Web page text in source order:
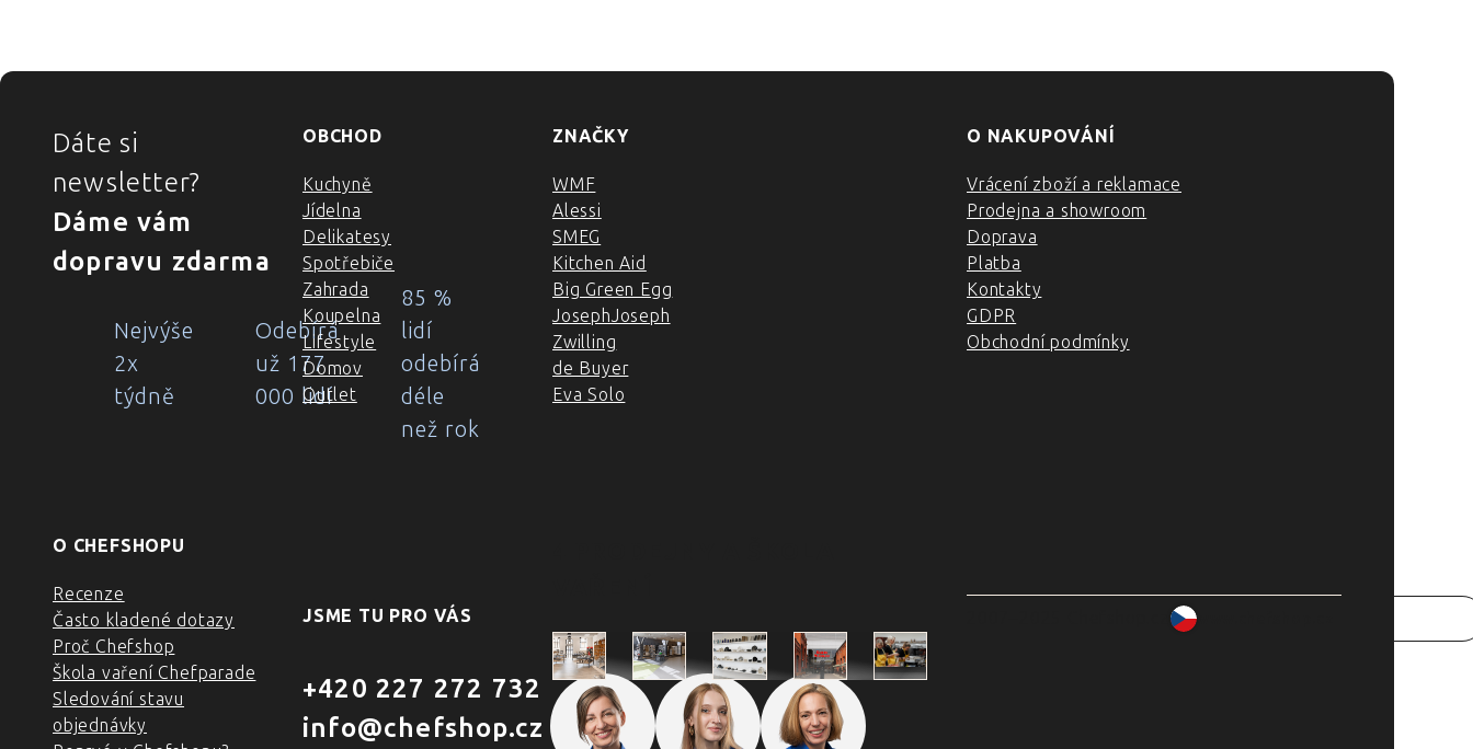
ZÁPATÍ
Dáte si
newsletter?
Dáme vám
dopravu zdarma
Nejvýše
2x
týdně
Odebírá
už 177
000 lidí
85 %
lidí
odebírá
déle
než rok
OBCHOD
Kuchyně
Jídelna
Delikatesy
Spotřebiče
Zahrada
Koupelna
Lifestyle
Domov
Outlet
ZNAČKY
WMF
Alessi
SMEG
Kitchen Aid
Big Green Egg
JosephJoseph
Zwilling
de Buyer
Eva Solo
O NAKUPOVÁNÍ
Vrácení zboží a reklamace
Prodejna a showroom
Doprava
Platba
Kontakty
GDPR
Obchodní podmínky
O CHEFSHOPU
Recenze
Často kladené dotazy
Proč Chefshop
Škola vaření Chefparade
Sledování stavu
objednávky
JSME TU PRO VÁS
+420 227 272 732
info@chefshop.cz
Praha Praha
Outlet
Brno
www.chefshop.cz